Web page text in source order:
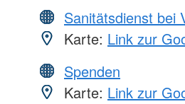
Sanitätsdienst bei
Karte: Link zur
Spenden
Karte: Link zur